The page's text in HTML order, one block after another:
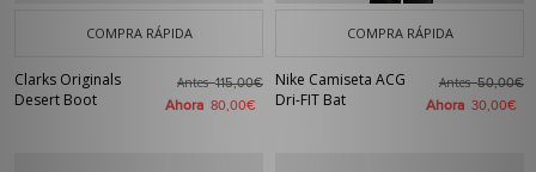
COMPRA RÁPIDA
Clarks Originals
Desert Boot
Antes115,00€
Ahora 80,00€
COMPRA RÁPIDA
Nike Camiseta ACG
Dri-FIT Bat
Antes50,00€
Ahora 30,00€